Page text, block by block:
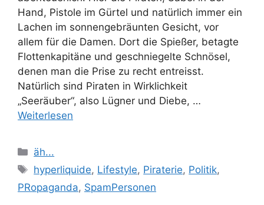
Hand, Pistole im Gürtel und natürlich immer ein
Lachen im sonnengebräunten Gesicht, vor
allem für die Damen. Dort die Spießer, betagte
Flottenkapitäne und geschniegelte Schnösel,
denen man die Prise zu recht entreisst.
Natürlich sind Piraten in Wirklichkeit
„Seeräuber“, also Lügner und Diebe, …
Weiterlesen
Kategorien
äh...
Schlagwörter
hyperliquide, Lifestyle, Piraterie, Politik,
PRopaganda, SpamPersonen